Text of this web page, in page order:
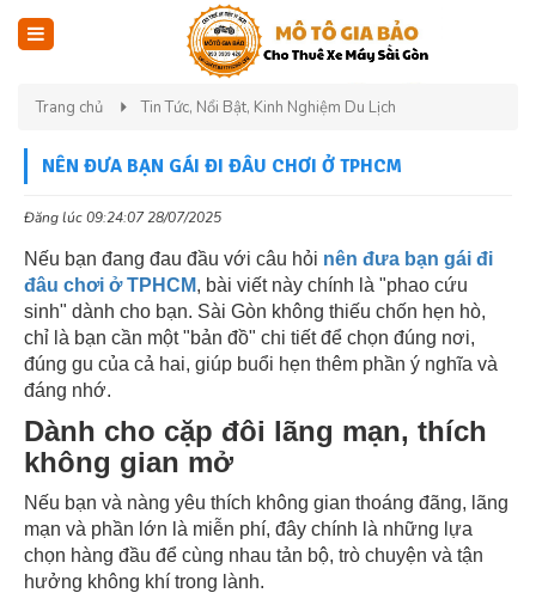
Trang chủ Tin Tức, Nổi Bật, Kinh Nghiệm Du Lịch
NÊN ĐƯA BẠN GÁI ĐI ĐÂU CHƠI Ở TPHCM
Đăng lúc 09:24:07 28/07/2025
Nếu bạn đang đau đầu với câu hỏi nên đưa bạn gái đi
đâu chơi ở TPHCM, bài viết này chính là "phao cứu
sinh" dành cho bạn. Sài Gòn không thiếu chốn hẹn hò,
chỉ là bạn cần một "bản đồ" chi tiết để chọn đúng nơi,
đúng gu của cả hai, giúp buổi hẹn thêm phần ý nghĩa và
đáng nhớ.
Dành cho cặp đôi lãng mạn, thích
không gian mở
Nếu bạn và nàng yêu thích không gian thoáng đãng, lãng
mạn và phần lớn là miễn phí, đây chính là những lựa
chọn hàng đầu để cùng nhau tản bộ, trò chuyện và tận
hưởng không khí trong lành.